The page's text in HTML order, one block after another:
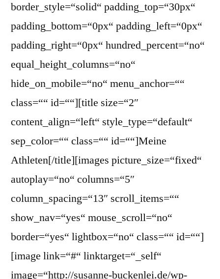
border_style=“solid“ padding_top=“30px“
padding_bottom=“0px“ padding_left=“0px“
padding_right=“0px“ hundred_percent=“no“
equal_height_columns=“no“
hide_on_mobile=“no“ menu_anchor=““
class=““ id=““][title size=“2″
content_align=“left“ style_type=“default“
sep_color=““ class=““ id=““]Meine
Athleten[/title][images picture_size=“fixed“
autoplay=“no“ columns=“5″
column_spacing=“13″ scroll_items=““
show_nav=“yes“ mouse_scroll=“no“
border=“yes“ lightbox=“no“ class=““ id=““]
[image link=“#“ linktarget=“_self“
image=“http://susanne-buckenlei.de/wp-